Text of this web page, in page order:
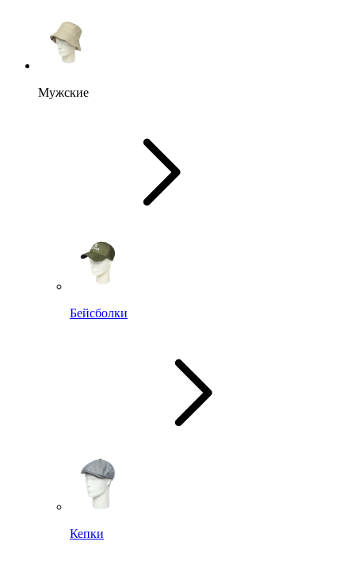
Мужские
Бейсболки
Кепки